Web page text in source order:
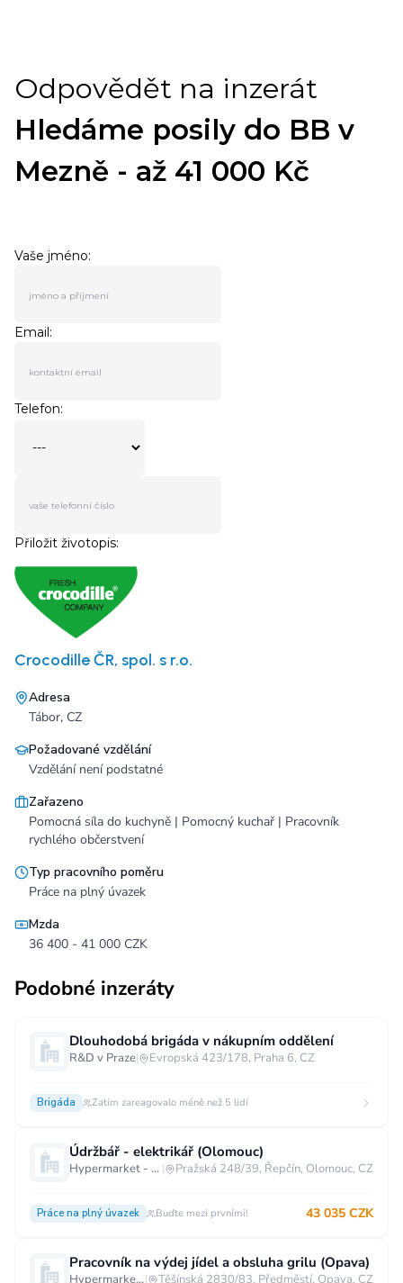
Crocodille ČR, spol. s r.o.
Adresa
Tábor, CZ
Požadované vzdělání
Vzdělání není podstatné
Zařazeno
Pomocná síla do kuchyně | Pomocný kuchař | Pracovník
rychlého občerstvení
Typ pracovního poměru
Práce na plný úvazek
Mzda
36 400 - 41 000 CZK
Podobné inzeráty
Dlouhodobá brigáda v nákupním oddělení
R&D v Praze| Evropská 423/178, Praha 6, CZ
Brigáda Zatím zareagovalo méně než 5 lidí
Údržbář - elektrikář (Olomouc)
Hypermarket - Olomouc | Pražská 248/39, Řepčín, Olomouc, CZ
Práce na plný úvazek Buďte mezi prvními! 43 035 CZK
Pracovník na výdej jídel a obsluha grilu (Opava)
Hypermarket - Opava| Těšínská 2830/83, Předměstí, Opava, CZ